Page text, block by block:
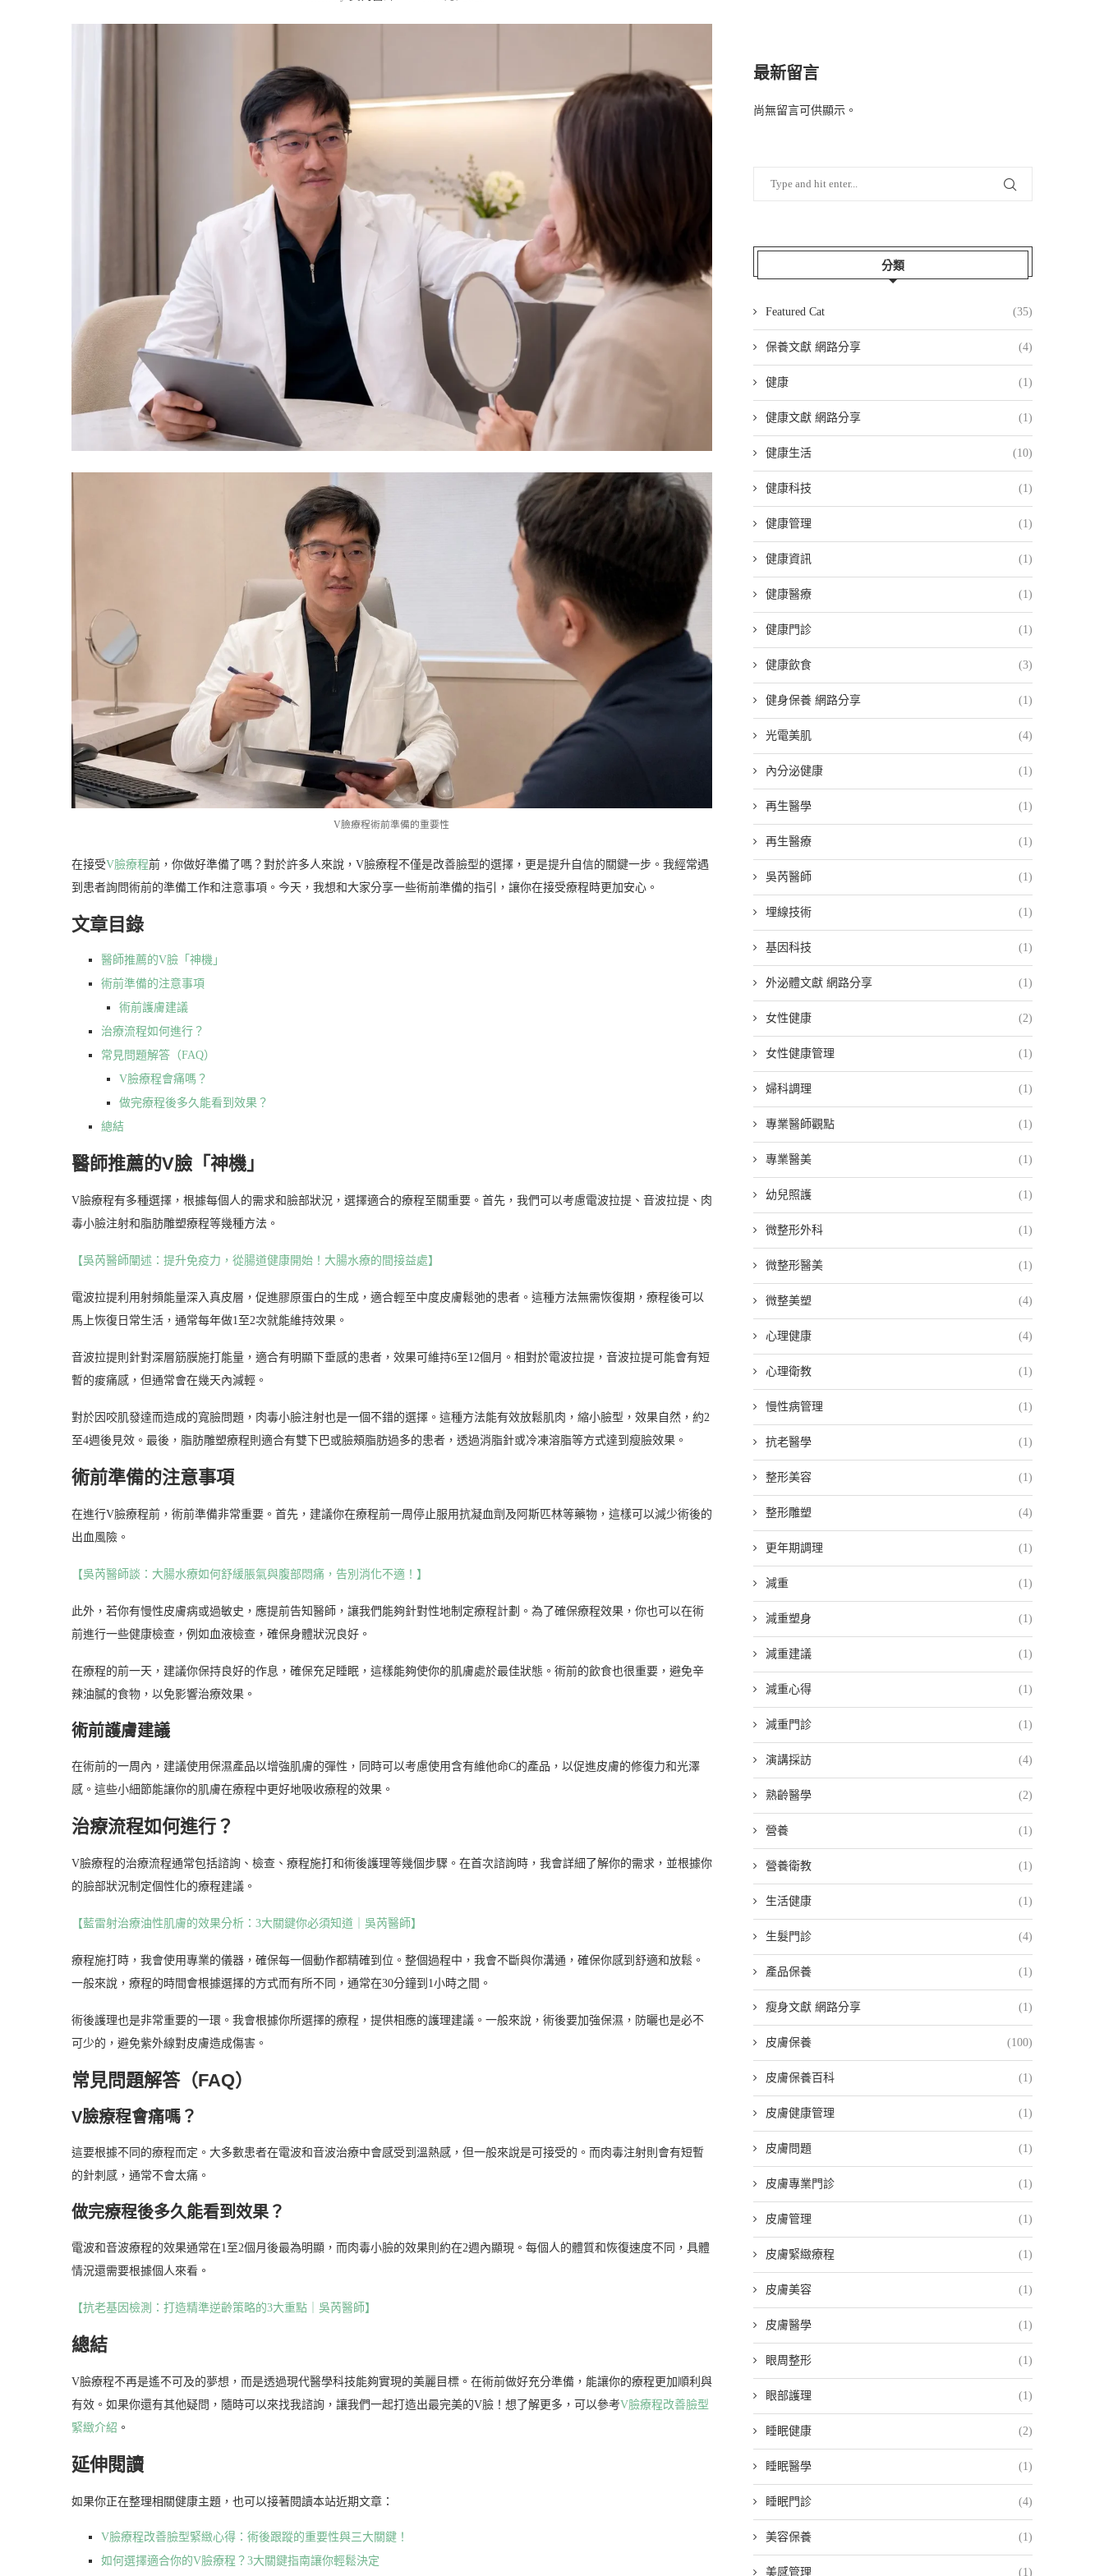
V臉療程術前準備的重要性
在接受V臉療程前，你做好準備了嗎？對於許多人來說，V臉療程不僅是改善臉型的選擇，更是提升自信的關鍵一步。我經常遇
到患者詢問術前的準備工作和注意事項。今天，我想和大家分享一些術前準備的指引，讓你在接受療程時更加安心。
文章目錄
醫師推薦的V臉「神機」
術前準備的注意事項
術前護膚建議
治療流程如何進行？
常見問題解答（FAQ）
V臉療程會痛嗎？
做完療程後多久能看到效果？
總結
醫師推薦的V臉「神機」
V臉療程有多種選擇，根據每個人的需求和臉部狀況，選擇適合的療程至關重要。首先，我們可以考慮電波拉提、音波拉提、肉
毒小臉注射和脂肪雕塑療程等幾種方法。
【吳芮醫師闡述：提升免疫力，從腸道健康開始！大腸水療的間接益處】
電波拉提利用射頻能量深入真皮層，促進膠原蛋白的生成，適合輕至中度皮膚鬆弛的患者。這種方法無需恢復期，療程後可以
馬上恢復日常生活，通常每年做1至2次就能維持效果。
音波拉提則針對深層筋膜施打能量，適合有明顯下垂感的患者，效果可維持6至12個月。相對於電波拉提，音波拉提可能會有短
暫的痠痛感，但通常會在幾天內減輕。
對於因咬肌發達而造成的寬臉問題，肉毒小臉注射也是一個不錯的選擇。這種方法能有效放鬆肌肉，縮小臉型，效果自然，約2
至4週後見效。最後，脂肪雕塑療程則適合有雙下巴或臉頰脂肪過多的患者，透過消脂針或冷凍溶脂等方式達到瘦臉效果。
術前準備的注意事項
在進行V臉療程前，術前準備非常重要。首先，建議你在療程前一周停止服用抗凝血劑及阿斯匹林等藥物，這樣可以減少術後的
出血風險。
【吳芮醫師談：大腸水療如何舒緩脹氣與腹部悶痛，告別消化不適！】
此外，若你有慢性皮膚病或過敏史，應提前告知醫師，讓我們能夠針對性地制定療程計劃。為了確保療程效果，你也可以在術
前進行一些健康檢查，例如血液檢查，確保身體狀況良好。
在療程的前一天，建議你保持良好的作息，確保充足睡眠，這樣能夠使你的肌膚處於最佳狀態。術前的飲食也很重要，避免辛
辣油膩的食物，以免影響治療效果。
術前護膚建議
在術前的一周內，建議使用保濕產品以增強肌膚的彈性，同時可以考慮使用含有維他命C的產品，以促進皮膚的修復力和光澤
感。這些小細節能讓你的肌膚在療程中更好地吸收療程的效果。
治療流程如何進行？
V臉療程的治療流程通常包括諮詢、檢查、療程施打和術後護理等幾個步驟。在首次諮詢時，我會詳細了解你的需求，並根據你
的臉部狀況制定個性化的療程建議。
【藍雷射治療油性肌膚的效果分析：3大關鍵你必須知道｜吳芮醫師】
療程施打時，我會使用專業的儀器，確保每一個動作都精確到位。整個過程中，我會不斷與你溝通，確保你感到舒適和放鬆。
一般來說，療程的時間會根據選擇的方式而有所不同，通常在30分鐘到1小時之間。
術後護理也是非常重要的一環。我會根據你所選擇的療程，提供相應的護理建議。一般來說，術後要加強保濕，防曬也是必不
可少的，避免紫外線對皮膚造成傷害。
常見問題解答（FAQ）
V臉療程會痛嗎？
這要根據不同的療程而定。大多數患者在電波和音波治療中會感受到溫熱感，但一般來說是可接受的。而肉毒注射則會有短暫
的針刺感，通常不會太痛。
做完療程後多久能看到效果？
電波和音波療程的效果通常在1至2個月後最為明顯，而肉毒小臉的效果則約在2週內顯現。每個人的體質和恢復速度不同，具體
情況還需要根據個人來看。
【抗老基因檢測：打造精準逆齡策略的3大重點｜吳芮醫師】
總結
V臉療程不再是遙不可及的夢想，而是透過現代醫學科技能夠實現的美麗目標。在術前做好充分準備，能讓你的療程更加順利與
有效。如果你還有其他疑問，隨時可以來找我諮詢，讓我們一起打造出最完美的V臉！想了解更多，可以參考V臉療程改善臉型
緊緻介紹 。
延伸閱讀
如果你正在整理相關健康主題，也可以接著閱讀本站近期文章：
V臉療程改善臉型緊緻心得：術後跟蹤的重要性與三大關鍵！
如何選擇適合你的V臉療程？3大關鍵指南讓你輕鬆決定
最新留言
尚無留言可供顯示。
分類
Featured Cat (35)
保養文獻 網路分享 (4)
健康 (1)
健康文獻 網路分享 (1)
健康生活 (10)
健康科技 (1)
健康管理 (1)
健康資訊 (1)
健康醫療 (1)
健康門診 (1)
健康飲食 (3)
健身保養 網路分享 (1)
光電美肌 (4)
內分泌健康 (1)
再生醫學 (1)
再生醫療 (1)
吳芮醫師 (1)
埋線技術 (1)
基因科技 (1)
外泌體文獻 網路分享 (1)
女性健康 (2)
女性健康管理 (1)
婦科調理 (1)
專業醫師觀點 (1)
專業醫美 (1)
幼兒照護 (1)
微整形外科 (1)
微整形醫美 (1)
微整美塑 (4)
心理健康 (4)
心理衛教 (1)
慢性病管理 (1)
抗老醫學 (1)
整形美容 (1)
整形雕塑 (4)
更年期調理 (1)
減重 (1)
減重塑身 (1)
減重建議 (1)
減重心得 (1)
減重門診 (1)
演講採訪 (4)
熟齡醫學 (2)
營養 (1)
營養衛教 (1)
生活健康 (1)
生髮門診 (4)
產品保養 (1)
瘦身文獻 網路分享 (1)
皮膚保養 (100)
皮膚保養百科 (1)
皮膚健康管理 (1)
皮膚問題 (1)
皮膚專業門診 (1)
皮膚管理 (1)
皮膚緊緻療程 (1)
皮膚美容 (1)
皮膚醫學 (1)
眼周整形 (1)
眼部護理 (1)
睡眠健康 (2)
睡眠醫學 (1)
睡眠門診 (4)
美容保養 (1)
美感管理 (1)